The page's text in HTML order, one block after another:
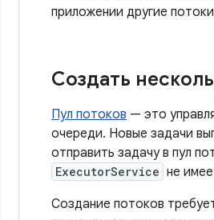
приложении другие
Создать
Пул потоков — это
очереди. Новые задачи
отправить задачу в пул
ExecutorService не
Создание потоков